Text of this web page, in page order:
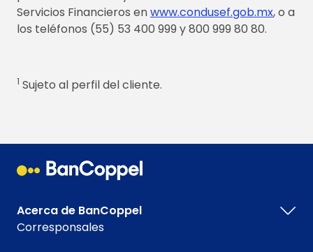
Servicios Financieros enwww.condusef.gob.mx, o a
los teléfonos (55) 53 400 999 y 800 999 80 80.
1 Sujeto al perfil del cliente.
Acerca de BanCoppel
Corresponsales